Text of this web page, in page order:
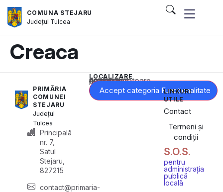
COMUNA STEJARU
Județul Tulcea
Creaca
PRIMĂRIA
COMUNEI
STEJARU
Județul
Tulcea
Principală
nr. 7,
Satul
Stejaru,
827215
contact@primaria-
LOCALIZARE
Acest conținut este blocat până când acceptați categoria corespunzătoare de cookie-uri.
Accept categoria Funcționalitate
LINKURI
UTILE
Contact
Termeni și
condiții
S.O.S.
pentru
administrația
publică
locală